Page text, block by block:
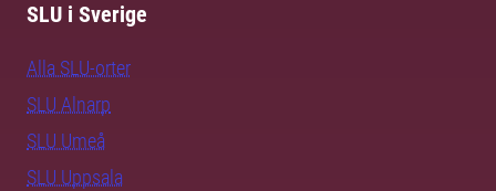
SLU i Sverige
Alla SLU-orter
SLU Alnarp
SLU Umeå
SLU Uppsala